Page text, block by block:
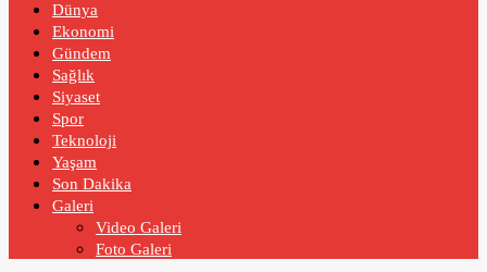
Dünya
Ekonomi
Gündem
Sağlık
Siyaset
Spor
Teknoloji
Yaşam
Son Dakika
Galeri
Video Galeri
Foto Galeri